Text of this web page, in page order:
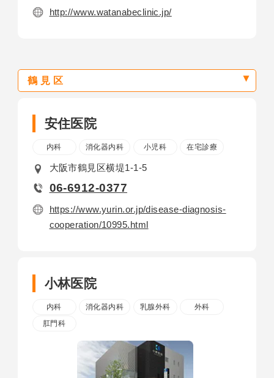
http://www.watanabeclinic.jp/
鶴見区
安住医院
内科 消化器内科 小児科 在宅診療
大阪市鶴見区横堤1-1-5
06-6912-0377
https://www.yurin.or.jp/disease-diagnosis-
cooperation/10995.html
小林医院
内科 消化器内科 乳腺外科
外科
肛門科